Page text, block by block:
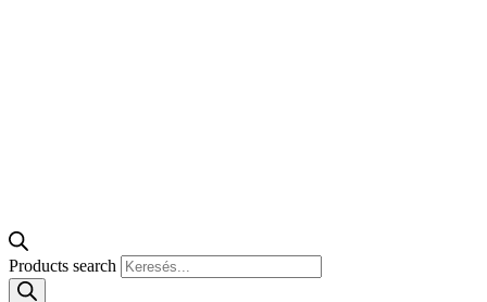
Products search